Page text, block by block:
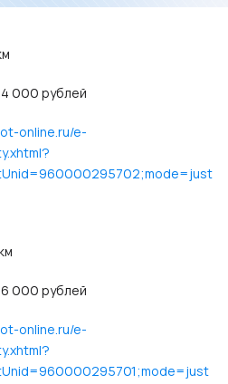
000 рублей
online.ru/e-
000 рублей
online.ru/e-